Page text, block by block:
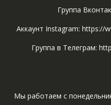
Группа
Аккаунт Instagram: https://
Группа в Телеграм:
Мы работаем с